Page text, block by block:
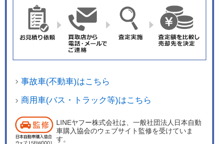
事故車(不動車)はこちら
商用車(バス・トラック等)はこちら
LINEヤフー株式会社は、一般社団法人日本自動
車購入協会のウェブサイト監修を受けていま
す。